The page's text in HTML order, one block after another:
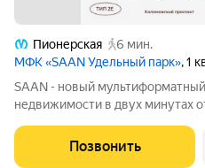
Пионерская
6 мин.
МФК «SAAN Удельный парк», 1
SAAN - новый
недвижимости в двух минутах
представлены различные
просторных резиденций с
Позвонить